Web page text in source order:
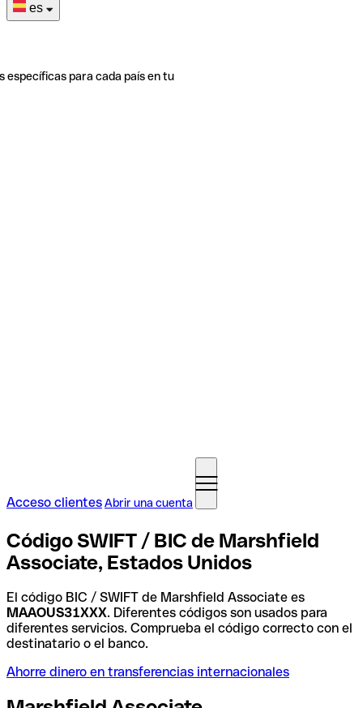
es
específicas para cada país en tu
Acceso clientesAbrir una cuenta
Código SWIFT / BIC de Marshfield
Associate, Estados Unidos
El código BIC / SWIFT de Marshfield Associate es
MAAOUS31XXX. Diferentes códigos son usados para
diferentes servicios. Comprueba el código correcto con el
destinatario o el banco.
Ahorre dinero en transferencias internacionales